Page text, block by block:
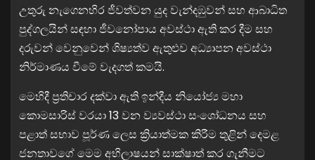
උතුරු නැගෙනහිර ජීවත්වන යුද වැන්දඹුවන් සහ ආබාධිත
පුද්ගලයින් සඳහා ජීවනෝපාය අවස්ථා ඇති කර දීම සහ
දරුවන් වෙනුවෙන් ශිෂ්‍යත්ව ඇතුළුව අධ්‍යාපන අවස්ථා
නිර්මාණය වීමේ වැදගත් කමයි.
මෙහිදී ප්‍රතිචාර දක්වා ඇති ඉන්දීය නියෝජ්‍ය මහා
කොමසාරිස් වරයා 13 වන ව්‍යවස්ථා සංශෝධනය සහ
පළාත් සභාව පූර්ණ ලෙස ක්‍රියාත්මක කිරීම තුළින් දෙමළ
ජනතාවගේ මෙම අභිලාෂයන් සාක්ෂාත් කර ගැනීමට